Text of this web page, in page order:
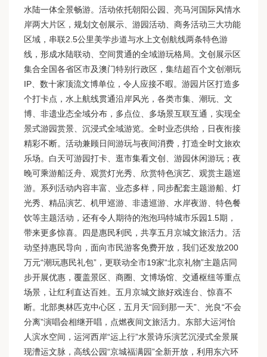
水陆一体全景畅游。活动依托朝阳公园、亮马河国际风情水
岸两大片区，规划文创展示、游园活动、商务活动三大功能
区域，串联2.5公里美学步道与水上文创航线两条特色游
线，形成水陆联动、空间贯通的全域游玩格局。文创展示区
集合全国各省区市及澳门特别行政区，集结超百个文创潮玩
IP、数十家顶流文博单位，令人应接不暇。游园片区打造多
个打卡点，水上航线贯通沿岸风光，各类市集、潮玩、文
博、非遗业态全域分布，多点位、多场景互联互通，实现全
景式游园赏景、沉浸式全域游览。全时业态供给，日夜衔接
精彩不断。活动兼顾日间游玩与夜间消费，打造全时文旅欢
乐场。白天可游园打卡、逛市集看文创、游园休闲游玩；夜
晚可乘游船泛舟、观赏灯光秀、欣赏特色演艺、观赏主题巡
游。系列活动内容丰富、业态多样，同步配套主题游船、灯
光秀、精品演艺、机甲巡游、非遗巡游、水岸夜游、特色餐
饮等主题活动，还有令人期待的泡泡玛特城市乐园1.5期，
带来更多惊喜。四是惠民利民，共享五月京城文旅活力。活
动坚持惠民导向，面向市民游客免费开放，我们还发放200
万元“潮玩惠民礼包”，更联动全市19家“北京礼物”主题店同
步开展优惠，覆盖景区、商圈、文博场馆、交通枢纽等重点
场景，让红利直达百姓。五月京城文旅好戏连台、惊喜不
断。北部奥林匹克中心区，五月天“回到那一天”、光良“不会
分离”演唱会相继开唱，点燃夜间文旅活力。东部大运河怡
人滨水空间，运河西岸“运上行”水景诗乐演艺沉浸式全景展
现漕运文脉，高线公园“京城福满园”全新开放，利用东六环